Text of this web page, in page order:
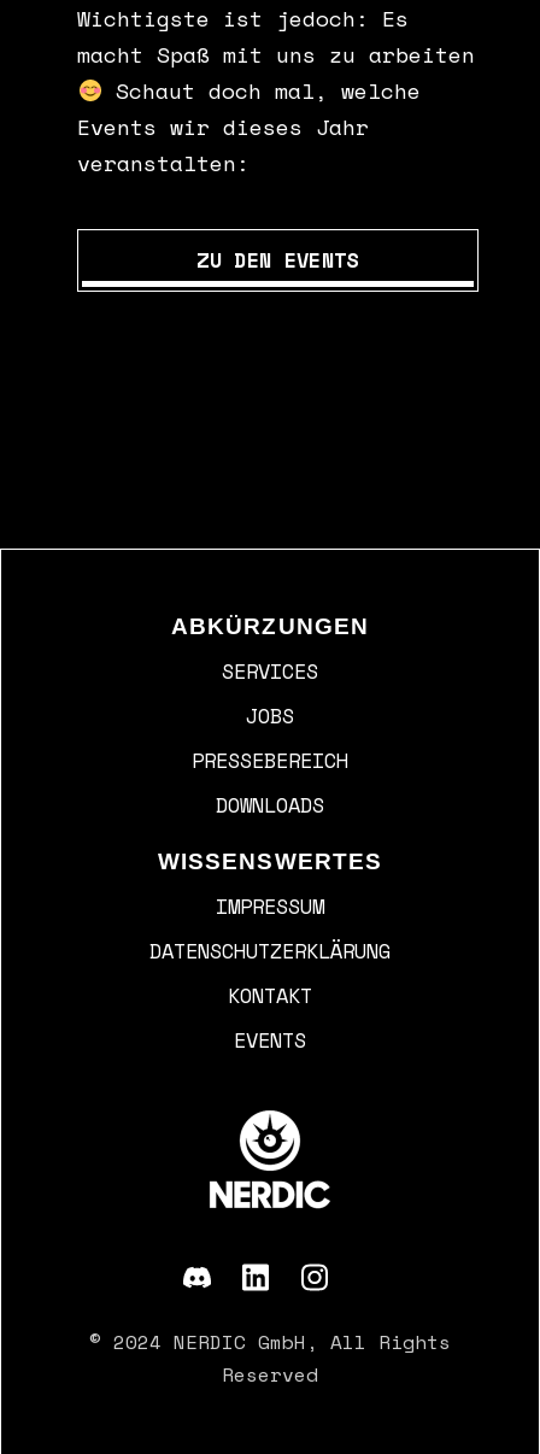
Wichtigste ist jedoch: Es
macht Spaß mit uns zu arbeiten
Schaut doch mal, welche
Events wir dieses Jahr
veranstalten:
ZU DEN EVENTS
ABKÜRZUNGEN
SERVICES
JOBS
PRESSEBEREICH
DOWNLOADS
© 2024 NERDIC GmbH, All Rights
Reserved
WISSENSWERTES
IMPRESSUM
DATENSCHUTZERKLÄRUNG
KONTAKT
EVENTS